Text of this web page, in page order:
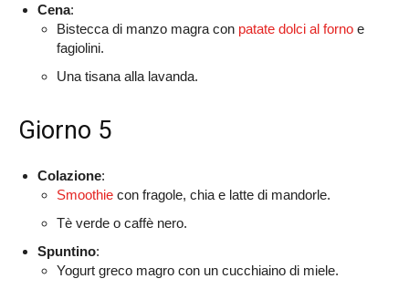
Cena:
Bistecca di manzo magra con patate dolci al forno e
fagiolini.
Una tisana alla lavanda.
Giorno 5
Colazione:
Smoothie con fragole, chia e latte di mandorle.
Tè verde o caffè nero.
Spuntino:
Yogurt greco magro con un cucchiaino di miele.